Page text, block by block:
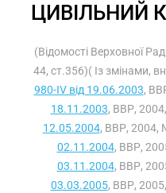
ЦИВІЛЬНИЙ
(Відомості Верховної
44, ст.356)( Із змінами,
980-IV від 19.06.2003,
18.11.2003, ВВР,
12.05.2004, ВВР, 2004,
02.11.2004, ВВР,
03.11.2004, ВВР,
03.03.2005, ВВР,